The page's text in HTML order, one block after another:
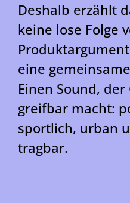
Deshalb erzählt
keine lose Folge
eine
Einen Sound,
greifbar macht:
sportlich, urban
tragbar.